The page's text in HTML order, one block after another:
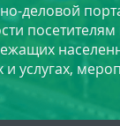
деловой
услугах,